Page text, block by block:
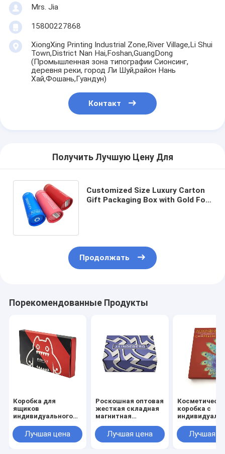
Mrs. Jia
15800227868
XiongXing Printing Industrial Zone,River Village,Li Shui
Town,District Nan Hai,Foshan,GuangDong
(Промышленная зона типографии Сионсинг,
деревня реки, город Ли Шуй,район Нань
Хай,Фошань,Гуандун)
Контакт
Получить Лучшую Цену Для
Customized Size Luxury Carton
Gift Packaging Box with Gold Foil
Продолжать
Порекомендованные Продукты
Коробка для
ящиков
индивидуального
ламинированием,
лакированием и
Лучшая цена
Роскошная оптовая
жесткая складная
магнитная
коробка с
индивидуальным
Лучшая цена
коробка с
размером и
Лучшая